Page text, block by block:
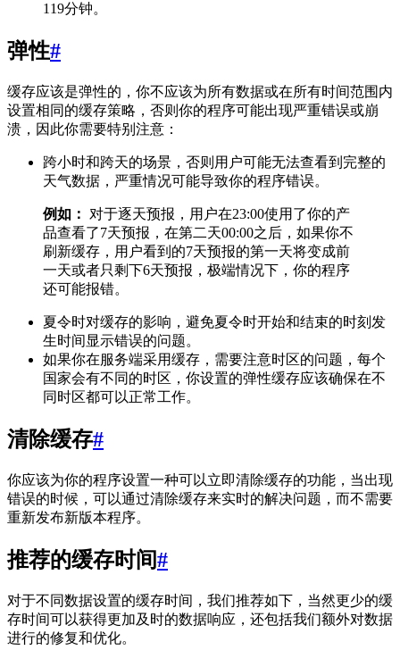
119分钟。
弹性#
缓存应该是弹性的，你不应该为所有数据或在所有时间范围内
设置相同的缓存策略，否则你的程序可能出现严重错误或崩
溃，因此你需要特别注意：
跨小时和跨天的场景，否则用户可能无法查看到完整的
天气数据，严重情况可能导致你的程序错误。
例如：
对于逐天预报，用户在23:00使用了你的产
品查看了7天预报，在第二天00:00之后，如果你不
刷新缓存，用户看到的7天预报的第一天将变成前
一天或者只剩下6天预报，极端情况下，你的程序
还可能报错。
夏令时对缓存的影响，避免夏令时开始和结束的时刻发
生时间显示错误的问题。
如果你在服务端采用缓存，需要注意时区的问题，每个
国家会有不同的时区，你设置的弹性缓存应该确保在不
同时区都可以正常工作。
清除缓存#
你应该为你的程序设置一种可以立即清除缓存的功能，当出现
错误的时候，可以通过清除缓存来实时的解决问题，而不需要
重新发布新版本程序。
推荐的缓存时间#
对于不同数据设置的缓存时间，我们推荐如下，当然更少的缓
存时间可以获得更加及时的数据响应，还包括我们额外对数据
进行的修复和优化。